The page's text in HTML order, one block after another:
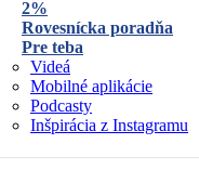
2%
Rovesnícka poradňa
Pre teba
Videá
Mobilné aplikácie
Podcasty
Inšpirácia z Instagramu